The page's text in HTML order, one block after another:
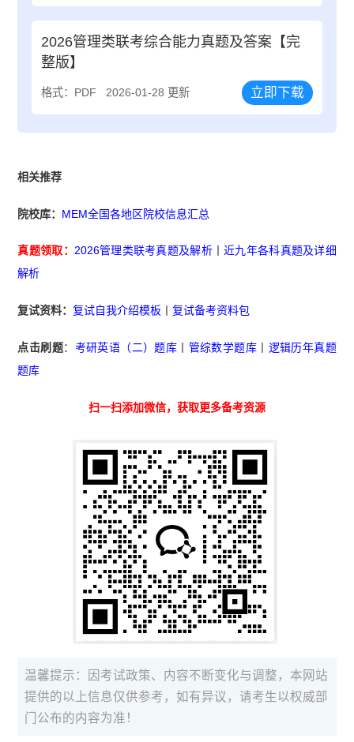
2026管理类联考综合能力真题及答案【完
整版】
格式：PDF 2026-01-28 更新 立即下载
相关推荐
院校库： MEM全国各地区院校信息汇总
真题领取： 2026管理类联考真题及解析丨近九年各科真题及详细
解析
复试资料：复试自我介绍模板 丨复试备考资料包
点击刷题： 考研英语（二）题库 管综数学题库
逻辑历年真题
题库
扫一扫添加微信，获取更多备考资源
温馨提示：因考试政策、内容不断变化与调整，本网站
提供的以上信息仅供参考，如有异议，请考生以权威部
门公布的内容为准！